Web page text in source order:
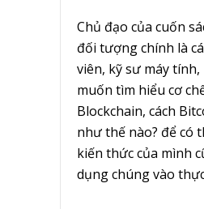
Chủ đạo của cuốn
đối tượng chính là
viên, kỹ sư máy
muốn tìm hiểu cơ
Blockchain, cách
như thế nào? để có
kiến thức của mình
dụng chúng vào